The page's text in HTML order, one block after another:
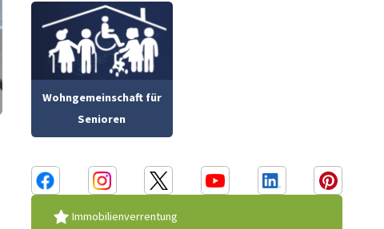
Wohngemeinschaft für
Senioren
Immobilienverrentung